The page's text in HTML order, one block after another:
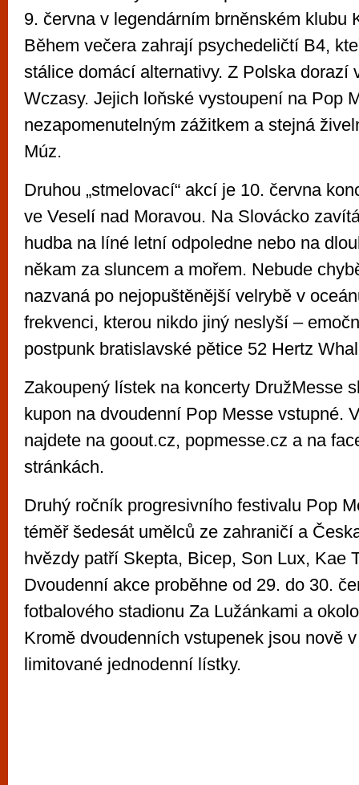
9. června v legendárním brněnském klubu
Během večera zahrají psychedeličtí B4,
stálice domácí alternativy. Z Polska dorazí
Wczasy. Jejich loňské vystoupení na Pop
nezapomenutelným zážitkem a stejná
Múz.
Druhou „stmelovací“ akcí je 10. června
ve Veselí nad Moravou. Na Slovácko
hudba na líné letní odpoledne nebo na
někam za sluncem a mořem. Nebude
nazvaná po nejopuštěnější velrybě v
frekvenci, kterou nikdo jiný neslyší –
postpunk bratislavské pětice 52 Hertz
Zakoupený lístek na koncerty DružMesse
kupon na dvoudenní Pop Messe vstupné.
najdete na goout.cz, popmesse.cz a na
stránkách.
Druhý ročník progresivního festivalu Pop
téměř šedesát umělců ze zahraničí a
hvězdy patří Skepta, Bicep, Son Lux, Kae
Dvoudenní akce proběhne od 29. do 30.
fotbalového stadionu Za Lužánkami a
Kromě dvoudenních vstupenek jsou nově
limitované jednodenní lístky.